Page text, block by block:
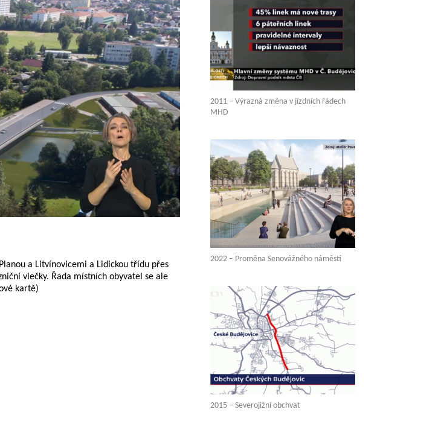
a Litvínovicemi a Lidickou třídu přes
vlečky. Řada místních obyvatel se ale
kartě)
2011 – Výrazná změna v jízdních řádech
MHD
2022 – Proměna Senovážného náměstí
2015 – Severojižní obchvat